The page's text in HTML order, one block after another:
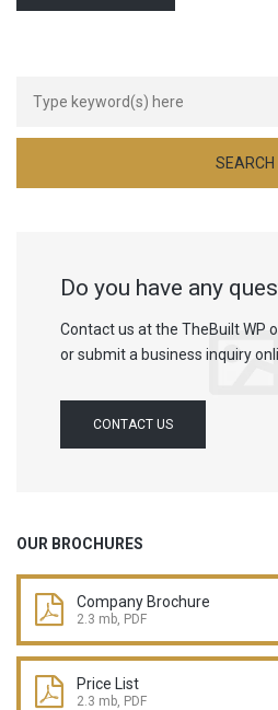
Do you have any
Contact us at the TheBuilt WP
or submit a business inquiry
CONTACT US
OUR BROCHURES
Company Brochure
2.3 mb, PDF
Price List
2.3 mb, PDF